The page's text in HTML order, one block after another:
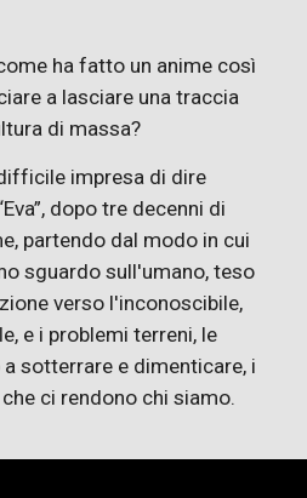
ha fatto un anime così
a lasciare una traccia
di massa?
impresa di dire
dopo tre decenni di
partendo dal modo in cui
sguardo sull'umano, teso
verso l'inconoscibile,
e i problemi terreni, le
sotterrare e dimenticare, i
ci rendono chi siamo.